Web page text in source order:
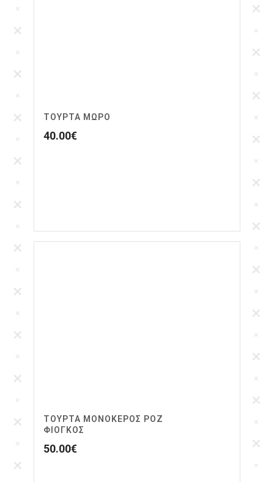
ΤΟΥΡΤΑ ΜΩΡΌ
40.00€
ΤΟΥΡΤΑ ΜΟΝΟΚΕΡΟΣ ΡΟΖ
ΦΙΟΓΚΟΣ
50.00€